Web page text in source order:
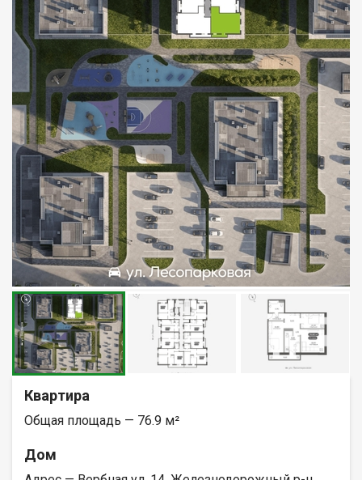
Квартира
Общая площадь — 76.9 м²
Дом